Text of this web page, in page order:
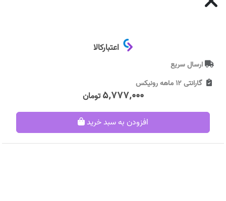
اعتبارکالا
ارسال سریع
گارانتی۱۲ ماهه رونیکس
۵٬۷۷۷٬۰۰۰
تومان
افزودن به سبد خرید
دیمردار برای عملکرد آسان دارای کابل
به طول ۳ متر حداکثر قطر سوراخکاری
۱۸ × ۳.۵ × ۲۳ سانتی‌متر
ولتاژ
180-240 ولت
سرعت در حالت
۳۰۰۰ RPM